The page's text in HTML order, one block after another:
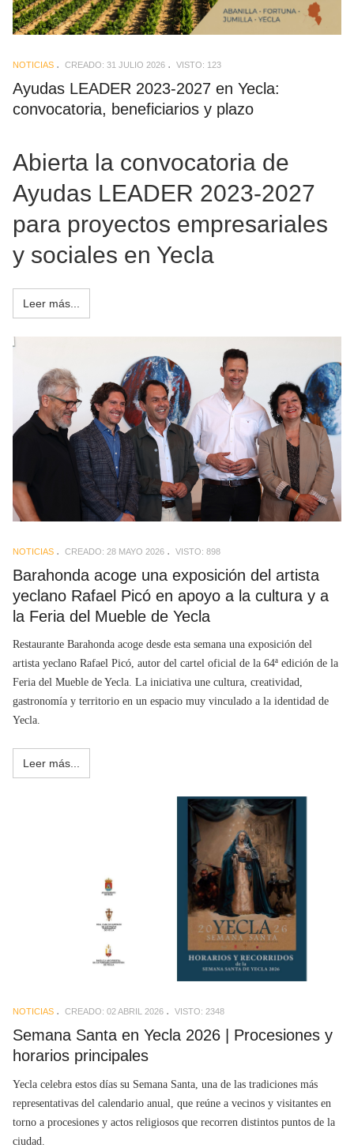
NOTICIAS CREADO: 31 JULIO 2026 VISTO: 123
Ayudas LEADER 2023-2027 en Yecla:
convocatoria, beneficiarios y plazo
Abierta la convocatoria de
Ayudas LEADER 2023-2027
para proyectos empresariales
y sociales en Yecla
Leer más...
NOTICIAS CREADO: 28 MAYO 2026 VISTO: 898
Barahonda acoge una exposición del artista
yeclano Rafael Picó en apoyo a la cultura y a
la Feria del Mueble de Yecla
Restaurante Barahonda acoge desde esta semana una exposición del
artista yeclano Rafael Picó, autor del cartel oficial de la 64ª edición de la
Feria del Mueble de Yecla. La iniciativa une cultura, creatividad,
gastronomía y territorio en un espacio muy vinculado a la identidad de
Yecla.
Leer más...
NOTICIAS CREADO: 02 ABRIL 2026 VISTO: 2348
Semana Santa en Yecla 2026 | Procesiones y
horarios principales
Yecla celebra estos días su Semana Santa, una de las tradiciones más
representativas del calendario anual, que reúne a vecinos y visitantes en
torno a procesiones y actos religiosos que recorren distintos puntos de la
ciudad.